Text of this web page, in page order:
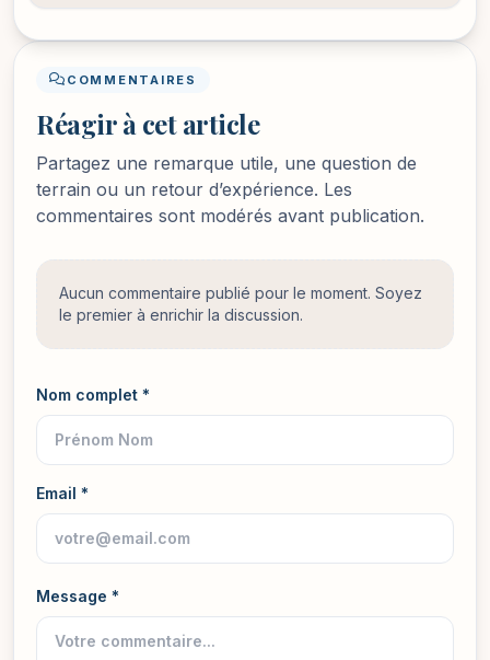
COMMENTAIRES
Réagir à cet article
Partagez une remarque utile, une question de
terrain ou un retour d’expérience. Les
commentaires sont modérés avant publication.
Aucun commentaire publié pour le moment. Soyez
le premier à enrichir la discussion.
Nom complet *
Email *
Message *